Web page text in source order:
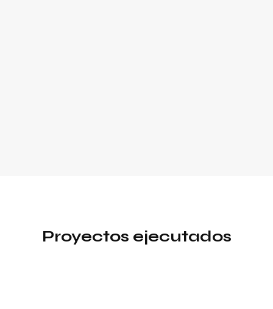
Proyectos ejecutados